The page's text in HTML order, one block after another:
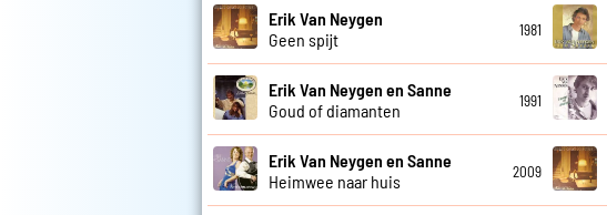
Erik Van Neygen
Geen spijt
1981
Erik Van Neygen en Sanne
Goud of diamanten
1991
Erik Van Neygen en Sanne
Heimwee naar huis
2009